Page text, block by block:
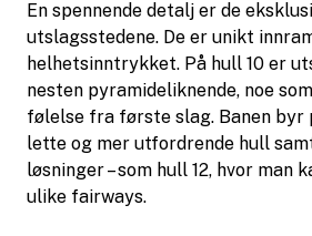
En spennende detalj er de
utslagsstedene. De er unikt
helhetsinntrykket. På hull 10 er
nesten pyramideliknende, noe
følelse fra første slag. Banen byr
lette og mer utfordrende hull
løsninger – som hull 12, hvor man
ulike fairways.